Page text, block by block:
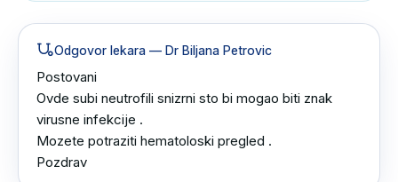
Odgovor lekara — Dr Biljana Petrovic
Postovani
Ovde subi neutrofili snizrni sto bi mogao biti znak
virusne infekcije .
Mozete potraziti hematoloski pregled .
Pozdrav